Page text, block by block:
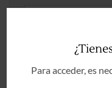
Para acceder, es